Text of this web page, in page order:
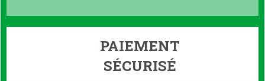
PAIEMENT
SÉCURISÉ